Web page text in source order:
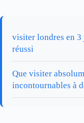
visiter londres en 3
réussi
Que visiter
incontournables à